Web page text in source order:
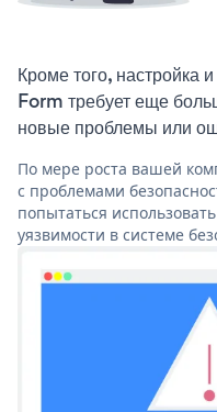
Кроме того,
Form требует еще
новые проблемы или
По мере роста вашей
с проблемами
попытаться
уязвимости в системе